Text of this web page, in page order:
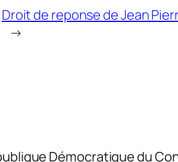
Droit de reponse de Jean
→
Démocratique du